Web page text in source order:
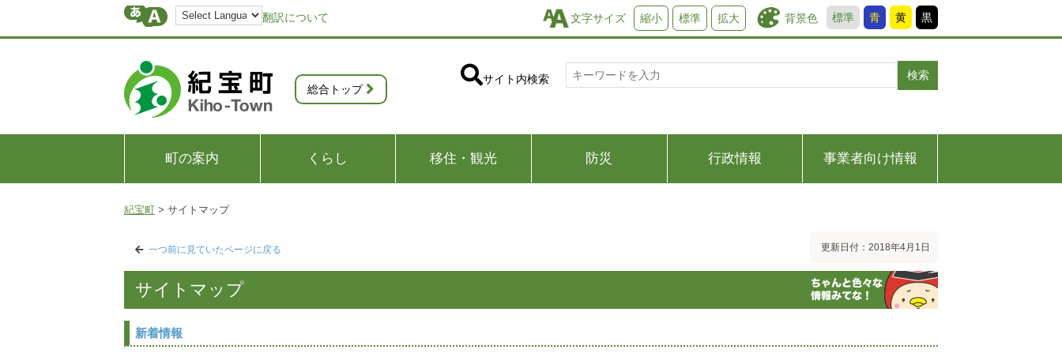
翻訳について 背景色 標準 青 黄 黒
文字サイズ 縮小 標準 拡大
総合トップ
サイト内検索 検索
町の案内 くらし 移住・観光 防災 行政情報 事業者向け情報
紀宝町 > サイトマップ
一つ前に見ていたページに戻る 更新日付：2018年4月1日
サイトマップ
新着情報